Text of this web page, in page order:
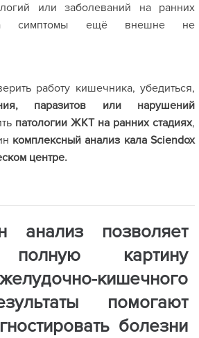
или заболеваний на ранних
симптомы ещё внешне не
работу кишечника, убедиться,
паразитов или нарушений
патологии ЖКТ на ранних стадиях,
комплексный анализ кала Sciendox
центре.
анализ позволяет
полную картину
кишечного
помогают
болезни